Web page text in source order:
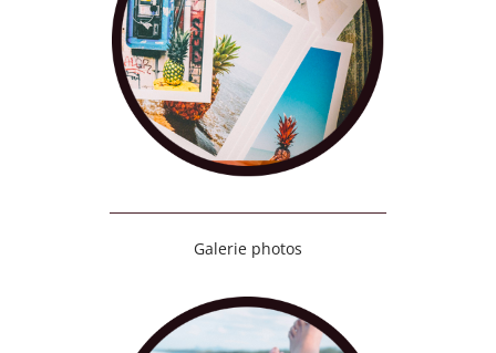
Galerie photos